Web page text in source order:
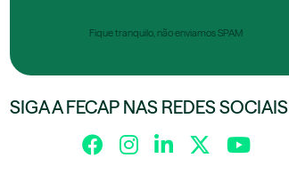
Fique tranquilo, não enviamos SPAM
SIGA A FECAP NAS REDES SOCIAIS